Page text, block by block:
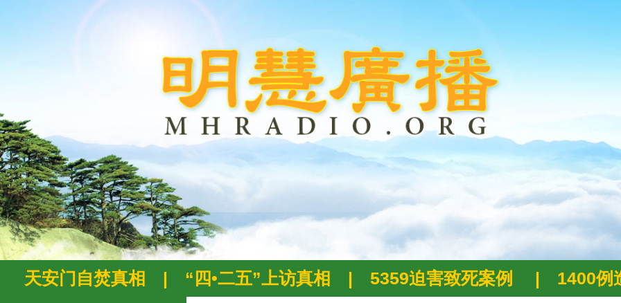
天安门自焚真相 | “四•二五”上访真相 | 5359迫害致死案例 | 1400例